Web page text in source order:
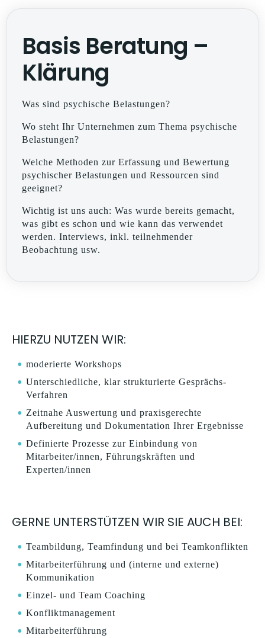
Basis Beratung –
Klärung
Was sind psychische Belastungen?
Wo steht Ihr Unternehmen zum Thema psychische
Belastungen?
Welche Methoden zur Erfassung und Bewertung
psychischer Belastungen und Ressourcen sind
geeignet?
Wichtig ist uns auch: Was wurde bereits gemacht,
was gibt es schon und wie kann das verwendet
werden. Interviews, inkl. teilnehmender
Beobachtung usw.
HIERZU NUTZEN WIR:
moderierte Workshops
Unterschiedliche, klar strukturierte Gesprächs-
Verfahren
Zeitnahe Auswertung und praxisgerechte
Aufbereitung und Dokumentation Ihrer Ergebnisse
Definierte Prozesse zur Einbindung von
Mitarbeiter/innen, Führungskräften und
Experten/innen
GERNE UNTERSTÜTZEN WIR SIE AUCH BEI:
Teambildung, Teamfindung und bei Teamkonflikten
Mitarbeiterführung und (interne und externe)
Kommunikation
Einzel- und Team Coaching
Konfliktmanagement
Mitarbeiterführung